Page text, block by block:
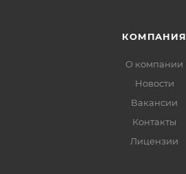
КОМПАНИЯ
О компании
Новости
Вакансии
Контакты
Лицензии